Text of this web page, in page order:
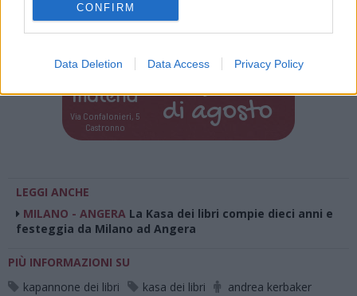
CONFIRM
Data Deletion Data Access Privacy Policy
Via Confalonieri, 5
Castronno
di agosto
LEGGI ANCHE
MILANO - ANGERA La Kasa dei libri compie dieci anni e
festeggia da Milano ad Angera
PIÙ INFORMAZIONI SU
kapannone dei libri
kasa dei libri
andrea kerbaker